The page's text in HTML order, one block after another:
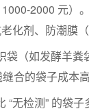
2000 元
剂、防潮膜
（如发酵羊
合的袋子成本
无检测” 的袋